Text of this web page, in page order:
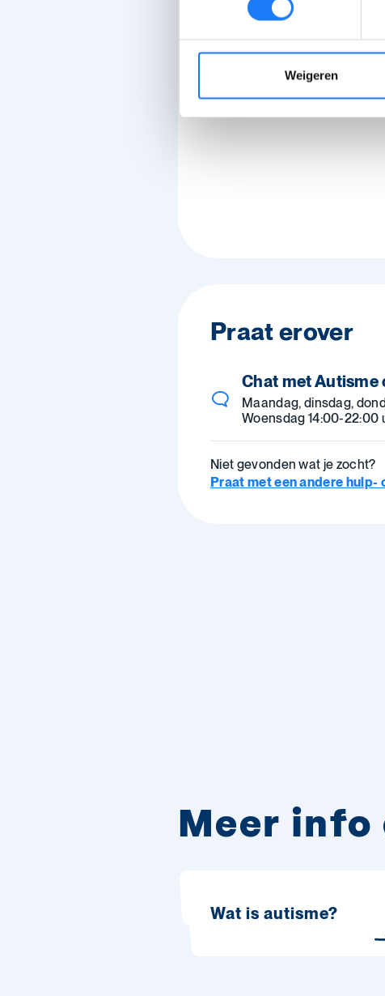
Weigeren
Praat erover
Chat met Autisme
Maandag, dinsdag,
Woensdag 14:00-22:00
Niet gevonden wat je zocht?
Praat met een andere hulp-
Meer info
Wat is autisme?